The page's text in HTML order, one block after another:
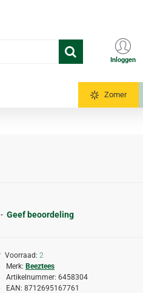
Inloggen
Zomer
- Geef beoordeling
Voorraad: 2
Merk: Beeztees
Artikelnummer: 6458304
EAN: 8712695167761